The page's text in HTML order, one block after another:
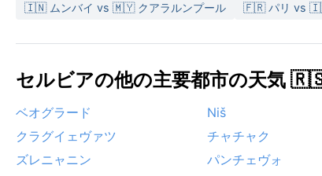
🇮🇳 ムンバイ vs 🇲🇾 クアラルンプール
🇫🇷 パリ vs
セルビアの他の主要都市の天気
ベオグラード Niš
クラグイェヴァツ
チャチャク
ズレニャニン
パンチェヴォ